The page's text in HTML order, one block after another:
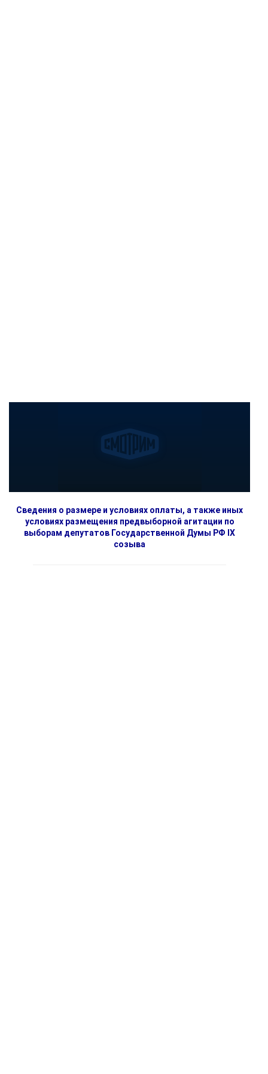
Сведения о размере и условиях оплаты, а также иных
условиях размещения предвыборной агитации по
выборам депутатов Государственной Думы РФ IX
созыва